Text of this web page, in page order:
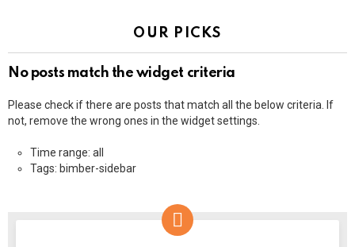
OUR PICKS
No posts match the widget criteria
Please check if there are posts that match all the below criteria. If
not, remove the wrong ones in the widget settings.
Time range: all
Tags: bimber-sidebar